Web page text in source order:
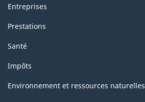
Entreprises
Prestations
Santé
Impôts
Environnement et ressources naturelles